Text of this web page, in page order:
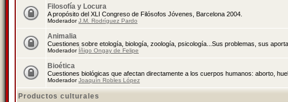
Filosofía y Locura
A propósito del XLI Congreso de Filósofos Jóvenes, Barcelona 2004.
ModeradorJ.M. Rodríguez Pardo
Animalia
Cuestiones sobre etología, biología, zoología, psicología...Sus problemas, sus
Moderador Íñigo Ongay de Felipe
Bioética
Cuestiones biológicas que afectan directamente a los cuerpos humanos: aborto,
ModeradorJoaquín Robles López
Productos culturales